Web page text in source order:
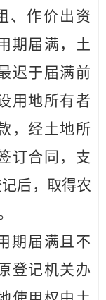
、作价出资
期届满，土
迟于届满前
用地所有者
，经土地所
订合同，支
后，取得农
期届满且不
登记机关办